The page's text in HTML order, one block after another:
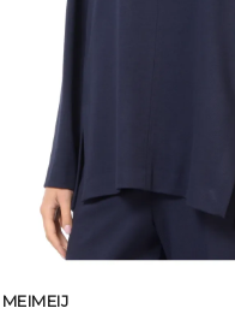
MEIMEIJ